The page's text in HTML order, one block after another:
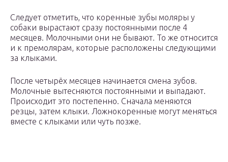
Следует отметить, что коренные зубы моляры у
собаки вырастают сразу постоянными после 4
месяцев. Молочными они не бывают. То же относится
и к премолярам, которые расположены следующими
за клыками.
После четырёх месяцев начинается смена зубов.
Молочные вытесняются постоянными и выпадают.
Происходит это постепенно. Сначала меняются
резцы, затем клыки. Ложнокоренные могут меняться
вместе с клыками или чуть позже.